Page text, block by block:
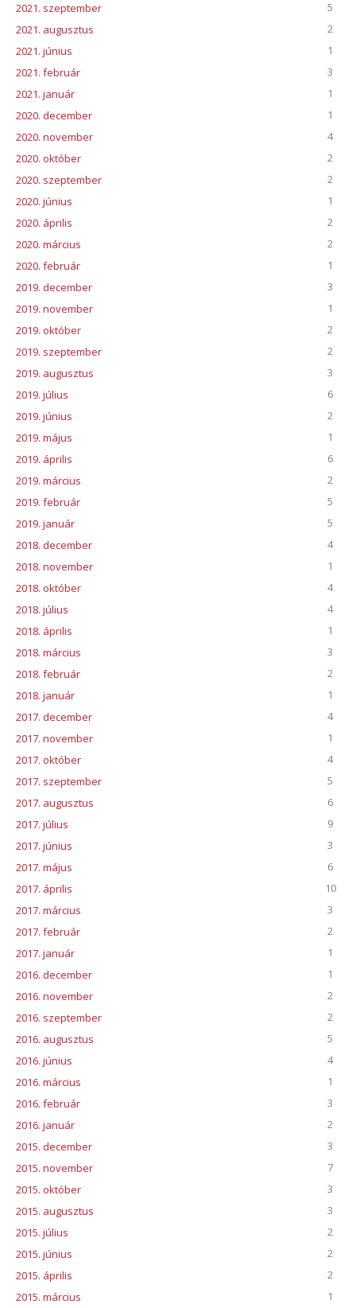
2021. szeptember
5
2021. augusztus
2
2021. június
1
2021. február
3
2021. január
1
2020. december
1
2020. november
4
2020. október
2
2020. szeptember
2
2020. június
1
2020. április
2
2020. március
2
2020. február
1
2019. december
3
2019. november
1
2019. október
2
2019. szeptember
2
2019. augusztus
3
2019. július
6
2019. június
2
2019. május
1
2019. április
6
2019. március
2
2019. február
5
2019. január
5
2018. december
4
2018. november
1
2018. október
4
2018. július
4
2018. április
1
2018. március
3
2018. február
2
2018. január
1
2017. december
4
2017. november
1
2017. október
4
2017. szeptember
5
2017. augusztus
6
2017. július
9
2017. június
3
2017. május
6
2017. április
10
2017. március
3
2017. február
2
2017. január
1
2016. december
1
2016. november
2
2016. szeptember
2
2016. augusztus
5
2016. június
4
2016. március
1
2016. február
3
2016. január
2
2015. december
3
2015. november
7
2015. október
3
2015. augusztus
3
2015. július
2
2015. június
2
2015. április
2
2015. március
1